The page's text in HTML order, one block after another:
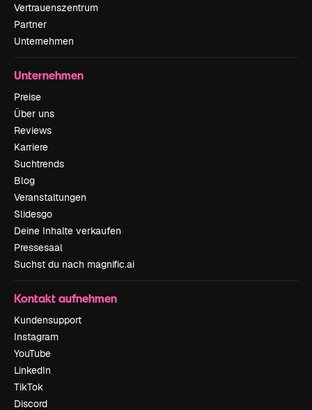
Vertrauenszentrum
Partner
Unternehmen
Unternehmen
Preise
Über uns
Reviews
Karriere
Suchtrends
Blog
Veranstaltungen
Slidesgo
Deine Inhalte verkaufen
Pressesaal
Suchst du nach magnific.ai
Kontakt aufnehmen
Kundensupport
Instagram
YouTube
LinkedIn
TikTok
Discord